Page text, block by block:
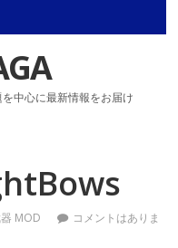
を中心に最新情報をお届け
MOD
コメントはありま